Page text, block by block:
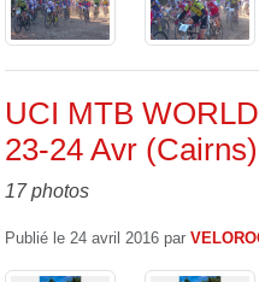
UCI MTB
23-24 Avr (Cairns)
17 photos
Publié le 24 avril 2016 par